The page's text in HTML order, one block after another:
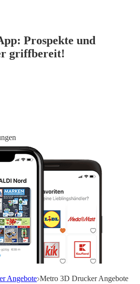
Prospekte und
griffbereit!
Angebote Metro 3D Drucker Angebote